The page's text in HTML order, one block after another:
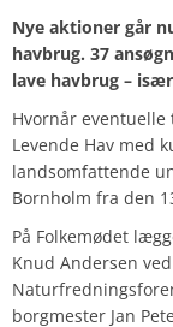
Nye aktioner går
havbrug. 37
lave havbrug –
Hvornår eventuelle
Levende Hav med
landsomfattende
Bornholm fra den
På Folkemødet
Knud Andersen
borgmester Jan